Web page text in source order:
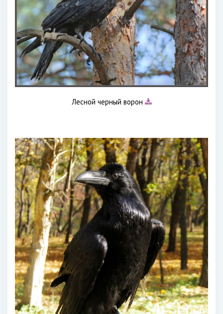
Лесной черный ворон